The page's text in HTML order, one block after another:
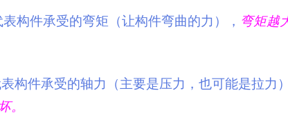
构件承受的弯矩（让构件弯曲的力）， 弯矩越
构件承受的轴力（主要是压力，也可能是拉力